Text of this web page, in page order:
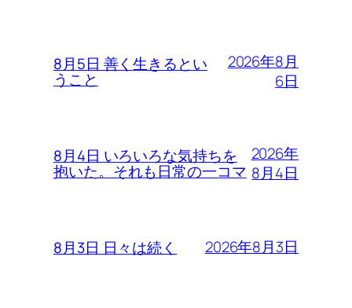
8月5日 善く生きるとい
うこと
2026年8月
6日
8月4日 いろいろな気持ちを
抱いた。それも日常の一コマ
2026年
8月4日
8月3日 日々は続く 2026年8月3日